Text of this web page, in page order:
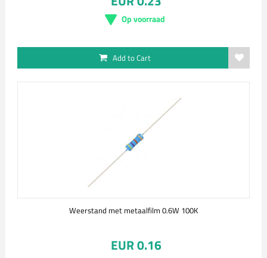
Op voorraad
Add to Cart
Weerstand met metaalfilm 0.6W 100K
EUR 0.16